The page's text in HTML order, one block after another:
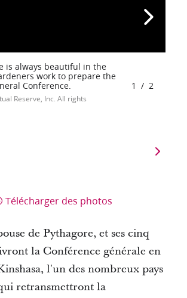
is always beautiful in the
work to prepare the
Conference.
Reserve, Inc. All rights
1 / 2
Télécharger des photos
de Pythagore, et ses cinq
la Conférence générale en
l'un des nombreux pays
retransmettront la